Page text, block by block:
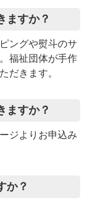
ますか？
ングや熨斗のサ
福祉団体が手作
だきます。
ますか？
ジよりお申込み
か？